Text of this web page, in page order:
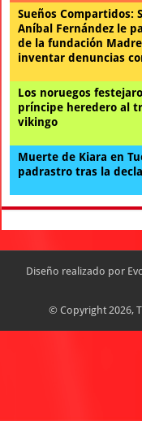
Sueños Compartidos:
Aníbal Fernández le
de la fundación
inventar denuncias
Los noruegos
príncipe heredero al
vikingo
Muerte de Kiara en
padrastro tras la
Diseño realizado por
© Copyright 2026,